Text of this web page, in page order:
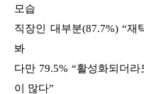
모습
직장인 대부분(87.7%) “재
봐
다만 79.5% “활성화되더
이 많다”